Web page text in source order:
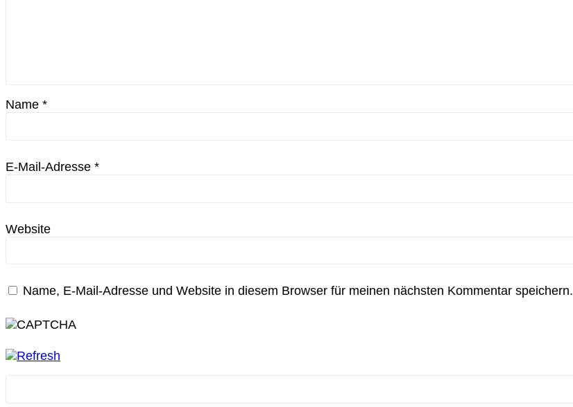
Name *
E-Mail-Adresse *
Website
Name, E-Mail-Adresse und Website in diesem Browser für meinen nächsten Kommentar speichern.